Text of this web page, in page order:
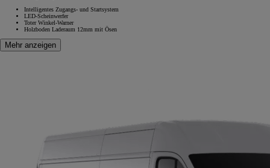
Intelligentes Zugangs- und Startsystem
LED-Scheinwerfer
Toter Winkel-Warner
Holzboden Laderaum 12mm mit Ösen
Mehr anzeigen